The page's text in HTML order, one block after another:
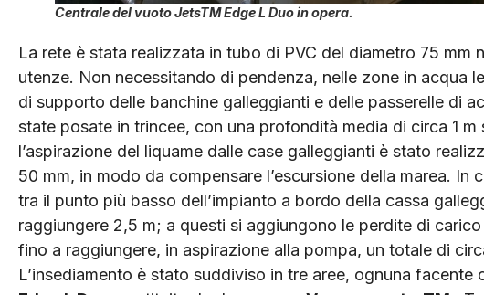
Centrale del vuoto JetsTM Edge L Duo in opera.
La rete è stata realizzata in tubo di PVC del diametro 75 mm
utenze. Non necessitando di pendenza, nelle zone in acqua
di supporto delle banchine galleggianti e delle passerelle di
state posate in trincee, con una profondità media di circa 1
l’aspirazione del liquame dalle case galleggianti è stato
50 mm, in modo da compensare l’escursione della marea.
tra il punto più basso dell’impianto a bordo della cassa
raggiungere 2,5 m; a questi si aggiungono le perdite di
fino a raggiungere, in aspirazione alla pompa, un totale di
L’insediamento è stato suddiviso in tre aree, ognuna